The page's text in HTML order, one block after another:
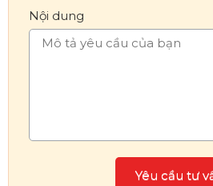
Nội dung